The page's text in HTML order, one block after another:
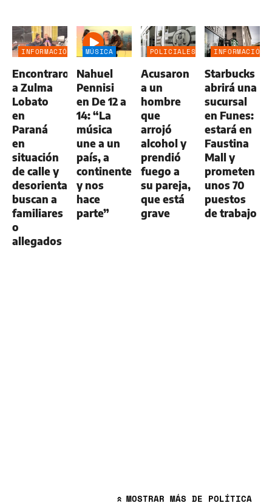
INFORMACIÓN
Encontraron
a Zulma
Lobato
en
Paraná
en
situación
de calle y
desorientada:
buscan a
familiares
o
allegados
MÚSICA
Nahuel
Pennisi
en De 12 a
14: “La
música
une a un
país, a
continentes
y nos
hace
parte”
POLICIALES
Acusaron
a un
hombre
que
arrojó
alcohol y
prendió
fuego a
su pareja,
que está
grave
INFORMACIÓN
Starbucks
abrirá una
sucursal
en Funes:
estará en
Faustina
Mall y
prometen
unos 70
puestos
de trabajo
» MOSTRAR MÁS DE POLÍTICA